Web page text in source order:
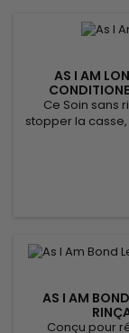
AS I AM
Ce Soin sans
stopper la
à démêler et
beurre de
coco,&nbsp; As
& Passion fruit
AS I AM
Conçu pour